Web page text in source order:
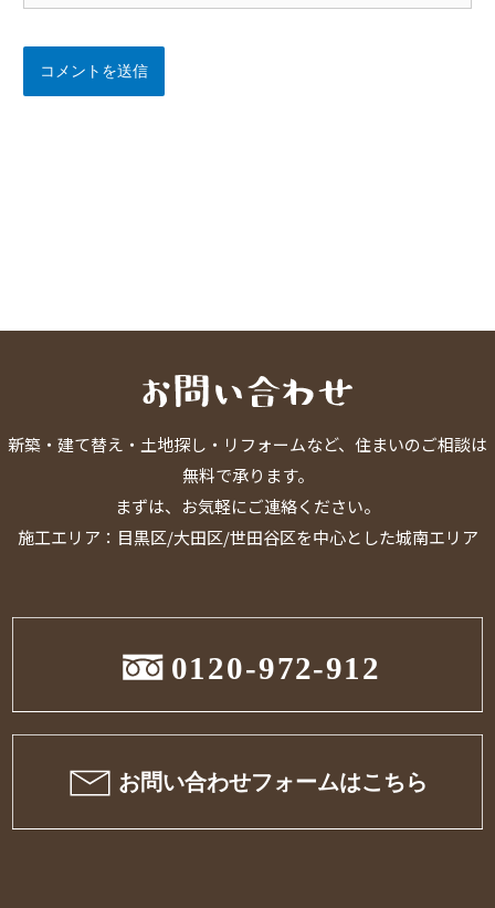
新築・建て替え・土地探し・リフォームなど、住まいのご相談は
無料で承ります。
まずは、お気軽にご連絡ください。
施工エリア：目黒区/大田区/世田谷区を中心とした城南エリア